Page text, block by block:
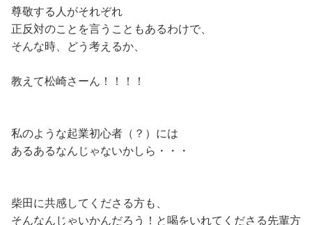
尊敬する人がそれぞれ​
正反対のことを言うこともあるわけで、​
そんな時、どう考えるか、​
教えて松崎さーん！！！！​
私のような起業初心者（？）には​
あるあるなんじゃないかしら・・・​
柴田に共感してくださる方も、​
そんなんじゃいかんだろう！と喝をいれてくださる先輩方